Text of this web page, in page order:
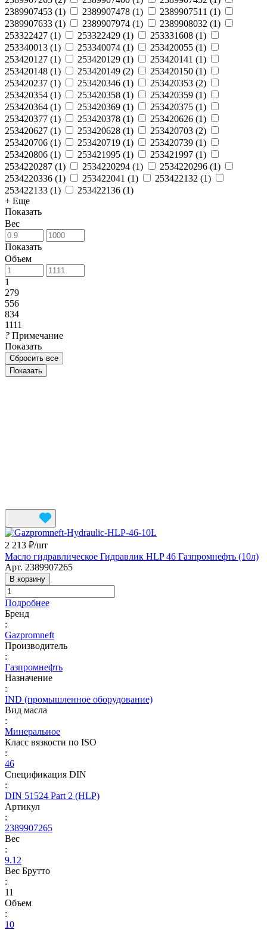
2389907453 (1) 2389907478 (1) 2389907511 (1)
2389907633 (1) 2389907974 (1) 2389908032 (1)
253322427 (1) 253322429 (1) 253331608 (1)
253340013 (1) 253340074 (1) 253420055 (1)
253420127 (1) 253420129 (1) 253420141 (1)
253420148 (1) 253420149 (2) 253420150 (1)
253420237 (1) 253420346 (1) 253420353 (2)
253420354 (1) 253420358 (1) 253420359 (1)
253420364 (1) 253420369 (1) 253420375 (1)
253420377 (1) 253420378 (1) 253420626 (1)
253420627 (1) 253420628 (1) 253420703 (2)
253420706 (1) 253420719 (1) 253420739 (1)
253420806 (1) 253421995 (1) 253421997 (1)
2534220287 (1) 2534220294 (1) 2534220296 (1)
2534220336 (1) 253422041 (1) 253422132 (1)
253422133 (1) 253422136 (1)
+ Еще
Показать
Вес
Показать
Объем
1
279
556
834
1111
? Примечание
Показать
Сбросить все
2 213 ₽/шт
Масло гидравлическое Гидравлик HLP 46 Газпромнефть (10л)
Арт. 2389907265
В корзину
Подробнее
Бренд
:
Gazpromneft
Производитель
:
Газпромнефть
Назначение
:
IND (промышленное оборудование)
Вид масла
:
Минеральное
Класс вязкости по ISO
:
46
Спецификация DIN
:
DIN 51524 Part 2 (HLP)
Артикул
:
2389907265
Вес
:
9.12
Вес Брутто
:
11
Объем
:
10